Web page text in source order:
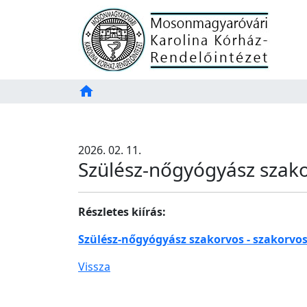
Főoldal
home
TAB
2026. 02. 11.
Szülész-nőgyógyász
Részletes kiírás:
Szülész-nőgyógyász szakorvos -
Vissza